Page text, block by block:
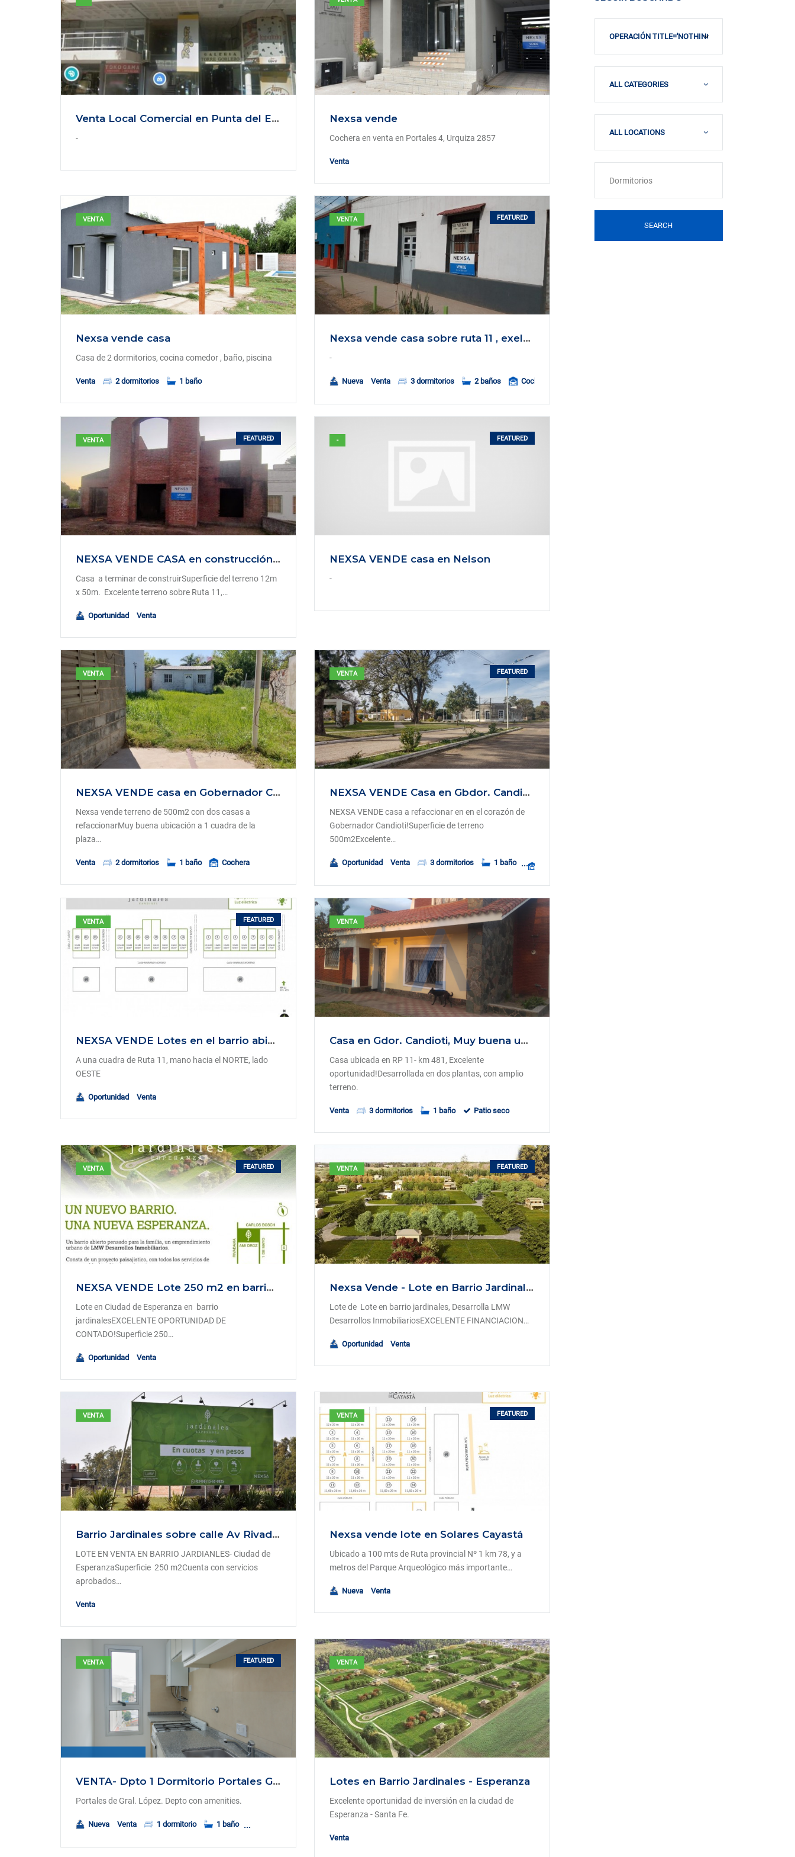
Venta Local Comercial en Punta del Este, Uruguay
-
Nexsa vende
Cochera en venta en Portales 4, Urquiza 2857
Venta
VENTA
Nexsa vende casa
Casa de 2 dormitorios, cocina comedor , baño, piscina
Venta 2 dormitorios 1 baño
FEATURED
VENTA
Nexsa vende casa sobre ruta 11 , exelente terreno
-
Nueva Venta 3 dormitorios 2 baños Cochera
FEATURED
VENTA
NEXSA VENDE CASA en construcción en Gobernador Candioti, Oportunidad!
Casa a terminar de construirSuperficie del terreno 12m
x 50m. Excelente terreno sobre Ruta 11,…
Oportunidad Venta
FEATURED
-
NEXSA VENDE casa en Nelson
-
VENTA
NEXSA VENDE casa en Gobernador Candioti, dos edificaciones en un mismo terreno
Nexsa vende terreno de 500m2 con dos casas a
refaccionarMuy buena ubicación a 1 cuadra de la
plaza…
Venta 2 dormitorios 1 baño Cochera
FEATURED
VENTA
NEXSA VENDE Casa en Gbdor. Candioti, Santa Fe
NEXSA VENDE casa a refaccionar en en el corazón de
Gobernador Candioti!Superficie de terreno
500m2Excelente…
Oportunidad Venta 3 dormitorios 1 baño
FEATURED
VENTA
NEXSA VENDE Lotes en el barrio abierto Jardinales Candioti, en Gdor. Candioti, Santa Fe.
A una cuadra de Ruta 11, mano hacia el NORTE, lado
OESTE
Oportunidad Venta
VENTA
Casa en Gdor. Candioti, Muy buena ubicación!
Casa ubicada en RP 11- km 481, Excelente
oportunidad!Desarrollada en dos plantas, con amplio
terreno.
Venta 3 dormitorios 1 baño Patio seco
FEATURED
VENTA
NEXSA VENDE Lote 250 m2 en barrio jardinales Esperanza, Santa Fe
Lote en Ciudad de Esperanza en barrio
jardinalesEXCELENTE OPORTUNIDAD DE
CONTADO!Superficie 250…
Oportunidad Venta
FEATURED
VENTA
Nexsa Vende - Lote en Barrio Jardinales 300 mt2 - Ciudad de Esperanza.
Lote de Lote en barrio jardinales, Desarrolla LMW
Desarrollos InmobiliariosEXCELENTE FINANCIACION…
Oportunidad Venta
VENTA
Barrio Jardinales sobre calle Av Rivadavia
LOTE EN VENTA EN BARRIO JARDIANLES- Ciudad de
EsperanzaSuperficie 250 m2Cuenta con servicios
aprobados…
Venta
FEATURED
VENTA
Nexsa vende lote en Solares Cayastá
Ubicado a 100 mts de Ruta provincial Nº 1 km 78, y a
metros del Parque Arqueológico más importante…
Nueva Venta
FEATURED
VENTA
VENTA- Dpto 1 Dormitorio Portales Gral Lopez
Portales de Gral. López. Depto con amenities.
Nueva Venta 1 dormitorio 1 baño
VENTA
Lotes en Barrio Jardinales - Esperanza
Excelente oportunidad de inversión en la ciudad de
Esperanza - Santa Fe.
Venta
OPERACIÓN TITLE='NOTHING SELECTED'> <OPTION
ALL CATEGORIES
ALL LOCATIONS
SEARCH